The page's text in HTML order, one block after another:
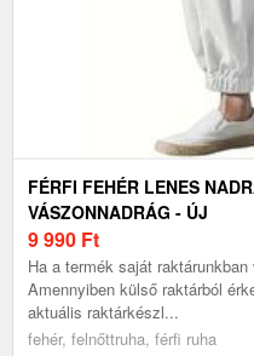
FÉRFI FEHÉR LENES
VÁSZONNADRÁG - ÚJ
9 990 Ft
Ha a termék saját
Amennyiben külső raktárból
aktuális raktárkészl...
fehér, felnőttruha, férfi ruha